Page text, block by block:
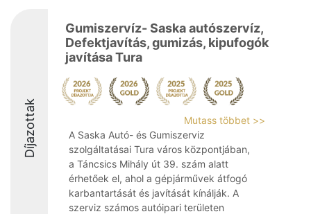
Díjazottak
Gumiszervíz- Saska autószervíz,
Defektjavítás, gumizás, kipufogók
javítása Tura
Mutass többet >>
A Saska Autó- és Gumiszerviz
szolgáltatásai Tura város központjában,
a Táncsics Mihály út 39. szám alatt
érhetőek el, ahol a gépjárművek átfogó
karbantartását és javítását kínálják. A
szerviz számos autóipari területen